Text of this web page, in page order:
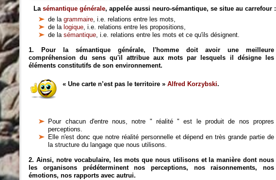
Lasémantique générale, appelée aussi neuro-sémantique, se situe au carrefour :
de lagrammaire, i.e. relations entre les mots,
de la logique, i.e. relations entre les propositions,
de lasémantique, i.e. relations entre les mots et ce qu'ils désignent.
1. Pour la sémantique générale, l'homme doit avoir une meilleure
compréhension du sens qu'il attribue aux mots par lesquels il désigne les
éléments constitutifs de son environnement.
« Une carte n’est pas le territoire »Alfred Korzybski.
Pour chacun d'entre nous, notre " réalité " est le produit de nos propres
perceptions.
Elle n'est donc que notre réalité personnelle et dépend en très grande partie de
la structure du langage que nous utilisons.
2. Ainsi, notre vocabulaire, les mots que nous utilisons et la manière dont nous
les organisons prédéterminent nos perceptions, nos raisonnements, nos
émotions, nos rapports avec autrui.